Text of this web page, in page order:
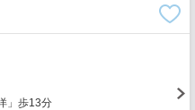
」歩13分